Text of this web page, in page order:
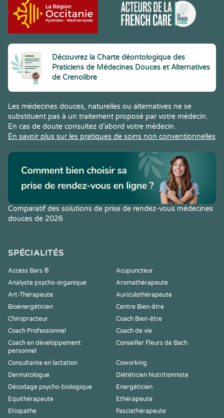
Découvrez la Charte déontologique des
Praticiens de Médecines Douces et Alternatives
de Crenolibre
Les médecines douces, naturelles ou alternatives ne se
substituent pas à un traitement proposé par votre médecin.
En cas de doute consultez d’abord votre médecin.
En savoir plus sur les pratiques de soins non conventionnelles
Comparatif des solutions de prise de rendez-vous médecines
douces de 2026
SPÉCIALITÉS
Access Bars ®
Acupuncteur
Analyste psycho-organique
Aromathérapeute
Art-Thérapeute
Auriculothérapeute
Bioénergéticien
Centre Bien-être
Chiropracteur
Coach Bien-être
Coach Professionnel
Coach de vie
Coach en développement
personnel
Conseiller Fleurs de Bach
Consultante en lactation
Coworking
Dermatologue
Diététicien Nutritionniste
Décodage psycho-biologique
Energéticien
Equithérapeute
Ethérapeute
Etiopathe
Fasciathérapeute